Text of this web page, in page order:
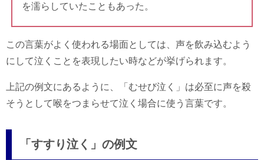
を濡らしていたこともあった。
この言葉がよく使われる場面としては、声を飲み込むよう
にして泣くことを表現したい時などが挙げられます。
上記の例文にあるように、「むせび泣く」は必至に声を殺
そうとして喉をつまらせて泣く場合に使う言葉です。
「すすり泣く」の例文